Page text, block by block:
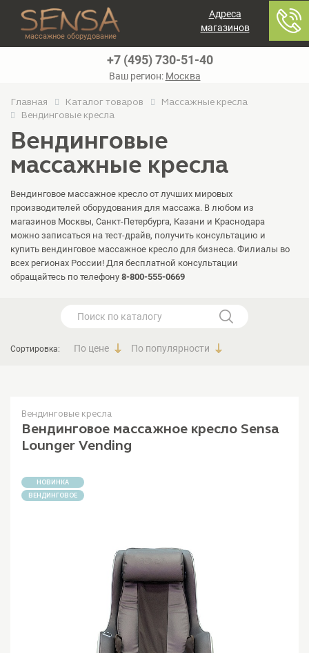
массажное оборудование
Адреса
магазинов
+7 (495) 730-51-40
Ваш регион: Москва
Главная Каталог товаров
Массажные кресла
Вендинговые кресла
Вендинговые
массажные кресла
Вендинговое массажное кресло от лучших мировых
производителей оборудования для массажа. В любом из
магазинов Москвы, Санкт-Петербурга, Казани и Краснодара
можно записаться на тест-драйв, получить консультацию и
купить вендинговое массажное кресло для бизнеса. Филиалы во
всех регионах России! Для бесплатной консультации
обращайтесь по телефону 8-800-555-0669
Сортировка: По цене По популярности
Вендинговые кресла
Вендинговое массажное кресло Sensa
Lounger Vending
НОВИНКА
ВЕНДИНГОВОЕ